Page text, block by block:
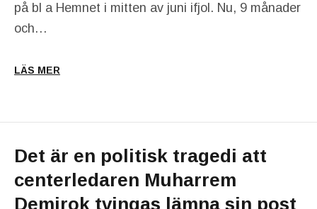
på bl a Hemnet i mitten av juni ifjol. Nu, 9 månader
och…
LÄS MER
Det är en politisk tragedi att
centerledaren Muharrem
Demirok tvingas lämna sin post